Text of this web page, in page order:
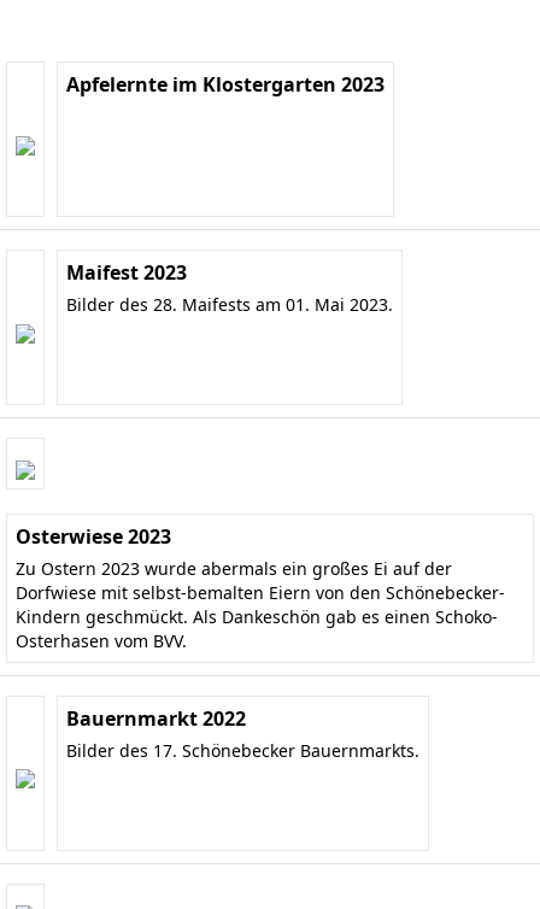
Apfelernte im Klostergarten 2023
Maifest 2023
Bilder des 28. Maifests am 01. Mai 2023.
Osterwiese 2023
Zu Ostern 2023 wurde abermals ein großes Ei auf der
Dorfwiese mit selbst-bemalten Eiern von den Schönebecker-
Kindern geschmückt. Als Dankeschön gab es einen Schoko-
Osterhasen vom BVV.
Bauernmarkt 2022
Bilder des 17. Schönebecker Bauernmarkts.